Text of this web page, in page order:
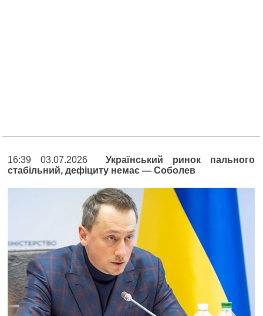
16:39 03.07.2026Український ринок пального
стабільний, дефіциту немає — Соболев